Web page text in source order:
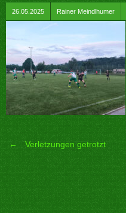
26.05.2025 Rainer Meindlhumer
Post
navigation
← Verletzungen getrotzt